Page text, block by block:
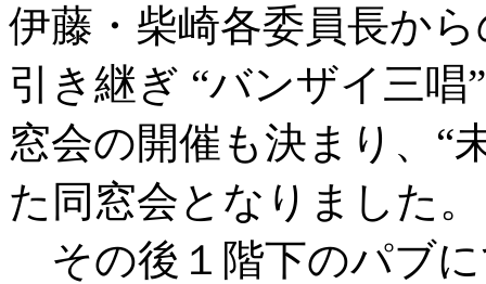
伊藤・柴崎各委員長か
引き継ぎ “バンザイ三
窓会の開催も決まり、“
た同窓会となりました。
その後１階下のパブに